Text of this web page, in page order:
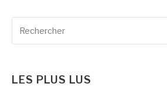
LES PLUS LUS